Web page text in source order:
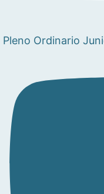
Pleno Ordinario